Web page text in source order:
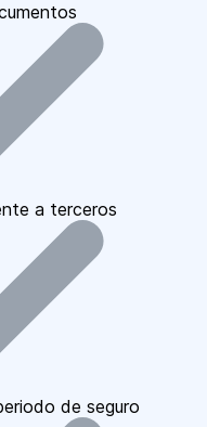
a terceros
de seguro